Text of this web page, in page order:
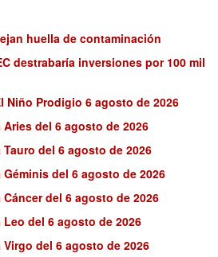
huella de contaminación
destrabaría inversiones por 100 mil
Niño Prodigio 6 agosto de 2026
del 6 agosto de 2026
del 6 agosto de 2026
del 6 agosto de 2026
del 6 agosto de 2026
del 6 agosto de 2026
del 6 agosto de 2026